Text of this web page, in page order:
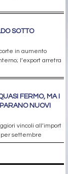
SOTTO
in aumento
l’export arretra
FERMO, MA I
NUOVI
vincoli all’import
settembre